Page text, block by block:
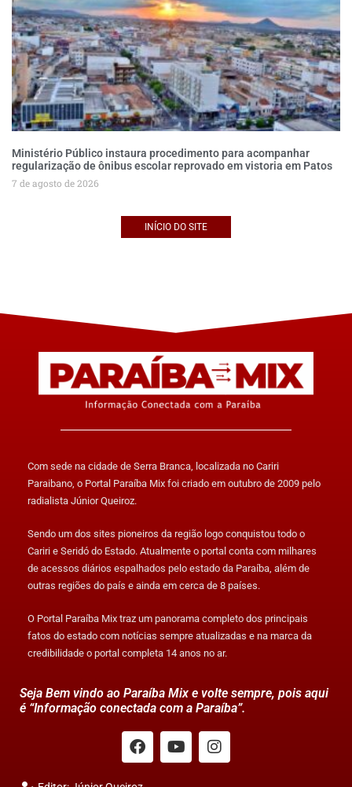
Ministério Público instaura procedimento para acompanhar
regularização de ônibus escolar reprovado em vistoria em Patos
7 de agosto de 2026
INÍCIO DO SITE
Com sede na cidade de Serra Branca, localizada no Cariri
Paraibano, o Portal Paraíba Mix foi criado em outubro de 2009 pelo
radialista Júnior Queiroz.
Sendo um dos sites pioneiros da região logo conquistou todo o
Cariri e Seridó do Estado. Atualmente o portal conta com milhares
de acessos diários espalhados pelo estado da Paraíba, além de
outras regiões do país e ainda em cerca de 8 países.
O Portal Paraíba Mix traz um panorama completo dos principais
fatos do estado com notícias sempre atualizadas e na marca da
credibilidade o portal completa 14 anos no ar.
Seja Bem vindo ao Paraíba Mix e volte sempre, pois aqui
é “Informação conectada com a Paraíba”.